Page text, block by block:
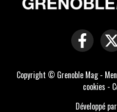
Copyright © Grenoble Mag -
cookies -
Développé